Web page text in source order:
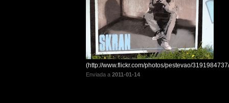
(http://www.flickr.com/photos/pestevao/
Enviada a 2011-01-14